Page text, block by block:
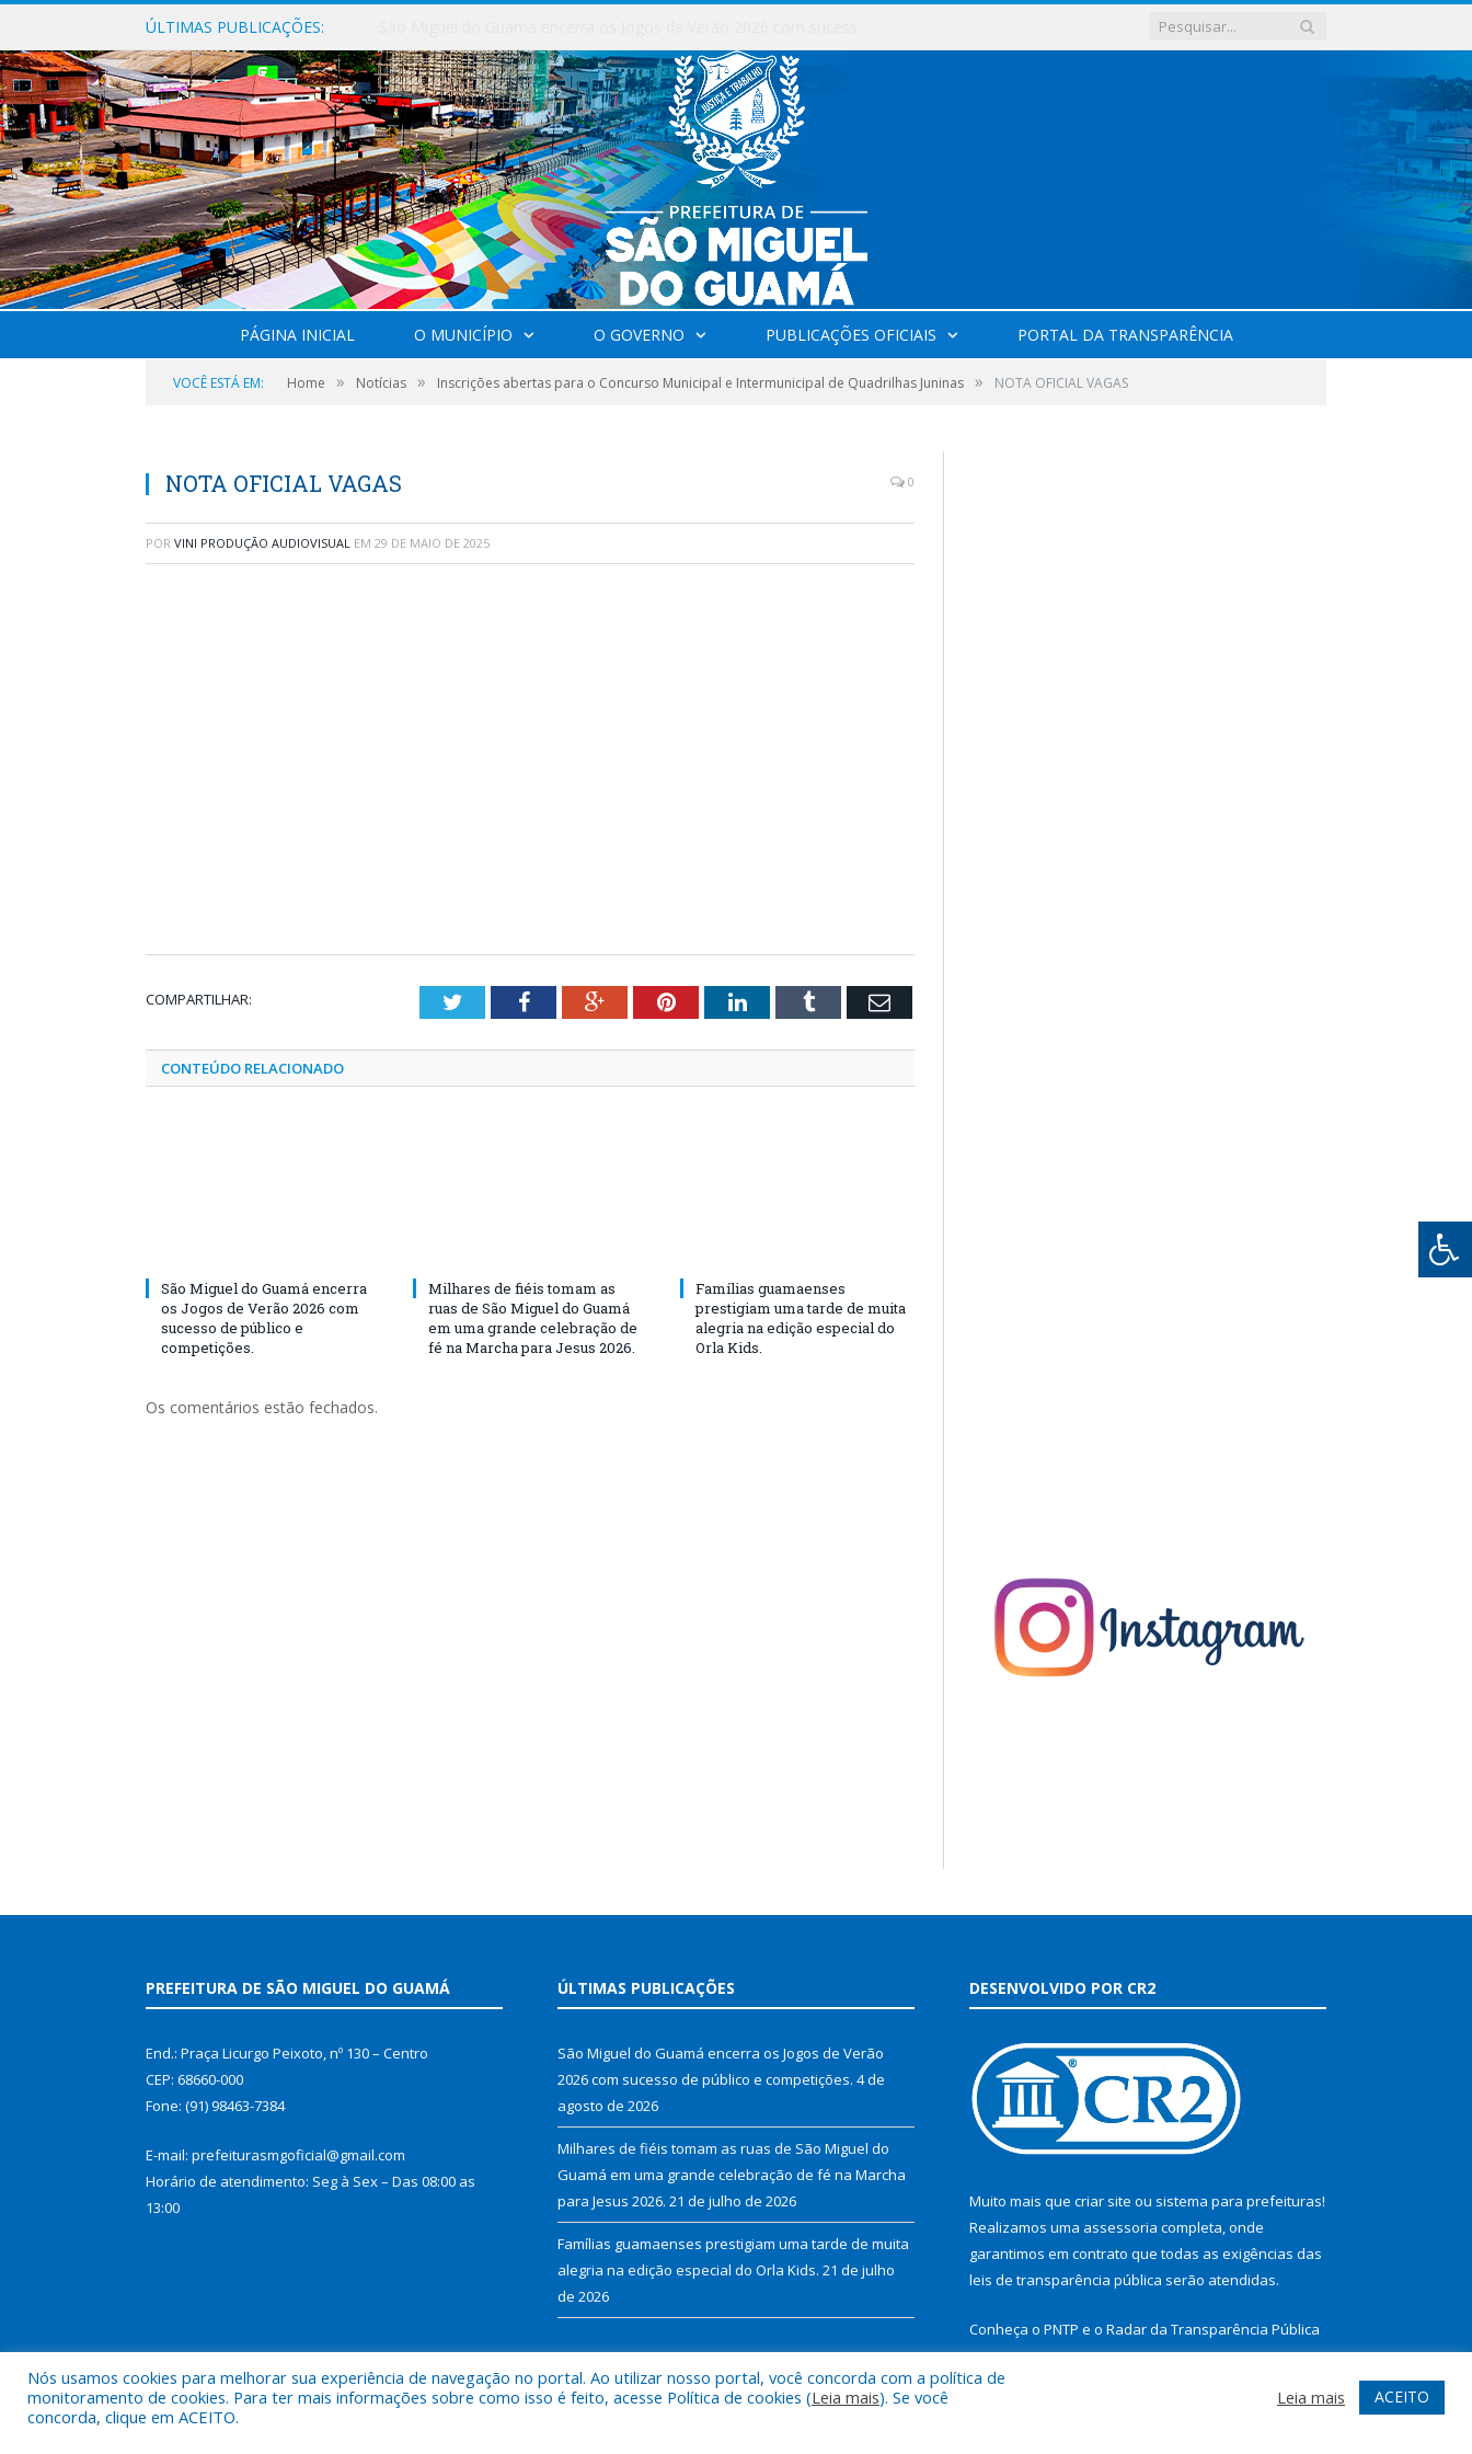
ÚLTIMAS PUBLICAÇÕES:
PÁGINA INICIAL O MUNICÍPIO O GOVERNO PUBLICAÇÕES OFICIAIS PORTAL DA TRANSPARÊNCIA
VOCÊ ESTÁ EM: Home » Notícias » Inscrições abertas para o Concurso Municipal e Intermunicipal de Quadrilhas Juninas » NOTA OFICIAL VAGAS
NOTA OFICIAL VAGAS 0
POR VINI PRODUÇÃO AUDIOVISUAL EM 29 DE MAIO DE 2025
COMPARTILHAR: TwitterFacebookGoogle+PinterestLinkedInTumblr Email
CONTEÚDO RELACIONADO
São Miguel do Guamá encerra
os Jogos de Verão 2026 com
sucesso de público e
competições.
Milhares de fiéis tomam as
ruas de São Miguel do Guamá
em uma grande celebração de
fé na Marcha para Jesus 2026.
Famílias guamaenses
prestigiam uma tarde de muita
alegria na edição especial do
Orla Kids.
Os comentários estão fechados.
PREFEITURA DE SÃO MIGUEL DO GUAMÁ
End.: Praça Licurgo Peixoto, nº 130 – Centro
CEP: 68660-000
Fone: (91) 98463-7384
E-mail: prefeiturasmgoficial@gmail.com
Horário de atendimento: Seg à Sex – Das 08:00 as
13:00
ÚLTIMAS PUBLICAÇÕES
São Miguel do Guamá encerra os Jogos de Verão
2026 com sucesso de público e competições. 4 de
agosto de 2026
Milhares de fiéis tomam as ruas de São Miguel do
Guamá em uma grande celebração de fé na Marcha
para Jesus 2026. 21 de julho de 2026
Famílias guamaenses prestigiam uma tarde de muita
alegria na edição especial do Orla Kids. 21 de julho
de 2026
DESENVOLVIDO POR CR2
Muito mais que criar site ou sistema para prefeituras!
Realizamos uma assessoria completa, onde
garantimos em contrato que todas as exigências das
leis de transparência pública serão atendidas.
Conheça o PNTP e o Radar da Transparência Pública
Nós usamos cookies para melhorar sua experiência de navegação no portal. Ao utilizar nosso portal, você concorda com a política de
monitoramento de cookies. Para ter mais informações sobre como isso é feito, acesse Política de cookies (Leia mais). Se você
concorda, clique em ACEITO.
Leia mais ACEITO